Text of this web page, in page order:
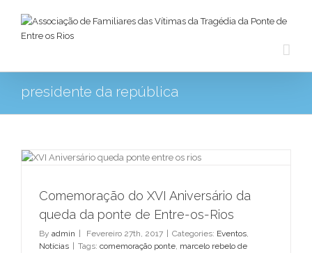
presidente da república
Comemoração do XVI Aniversário da
queda da ponte de Entre-os-Rios
By admin Fevereiro 27th, 2017 Categories: Eventos,
Notícias
Tags: comemoração ponte, marcelo rebelo de